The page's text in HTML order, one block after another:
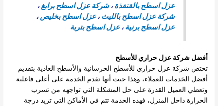
عزل اسطح بالقنفذة،شركة عزل اسطح برابغ،
شركة عزل اسطح بالليث،عزل اسطح بخليص،
عزل اسطح برنية،عزل اسطح بتربة
أفضل شركة عزل حراري للأسطح
تختص شركة عزل حراري للأسطح الخرسانية والأسطح العادية بتقديم
أفضل الخدمات للعملاء، وهذا حيث أنها تقدم الخدمة على أعلى فاعلية
وتعطي العميل القدرة على حل المشكلة التي تواجهه من تسرب
الحرارة داخل المنزل، فهذه الخدمة تتم في الأماكن التي تزيد درجة